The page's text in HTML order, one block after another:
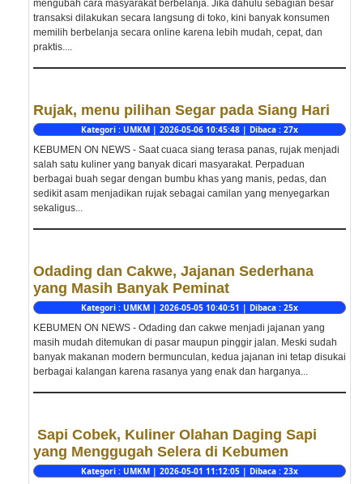
mengubah cara masyarakat berbelanja. Jika dahulu sebagian besar
transaksi dilakukan secara langsung di toko, kini banyak konsumen
memilih berbelanja secara online karena lebih mudah, cepat, dan
praktis....
Rujak, menu pilihan Segar pada Siang Hari
Kategori : UMKM | 2026-05-06 10:45:48 | Dibaca : 27x
KEBUMEN ON NEWS - Saat cuaca siang terasa panas, rujak menjadi
salah satu kuliner yang banyak dicari masyarakat. Perpaduan
berbagai buah segar dengan bumbu khas yang manis, pedas, dan
sedikit asam menjadikan rujak sebagai camilan yang menyegarkan
sekaligus...
Odading dan Cakwe, Jajanan Sederhana
yang Masih Banyak Peminat
Kategori : UMKM | 2026-05-05 10:40:51 | Dibaca : 25x
KEBUMEN ON NEWS - Odading dan cakwe menjadi jajanan yang
masih mudah ditemukan di pasar maupun pinggir jalan. Meski sudah
banyak makanan modern bermunculan, kedua jajanan ini tetap disukai
berbagai kalangan karena rasanya yang enak dan harganya...
Sapi Cobek, Kuliner Olahan Daging Sapi
yang Menggugah Selera di Kebumen
Kategori : UMKM | 2026-05-01 11:12:05 | Dibaca : 23x